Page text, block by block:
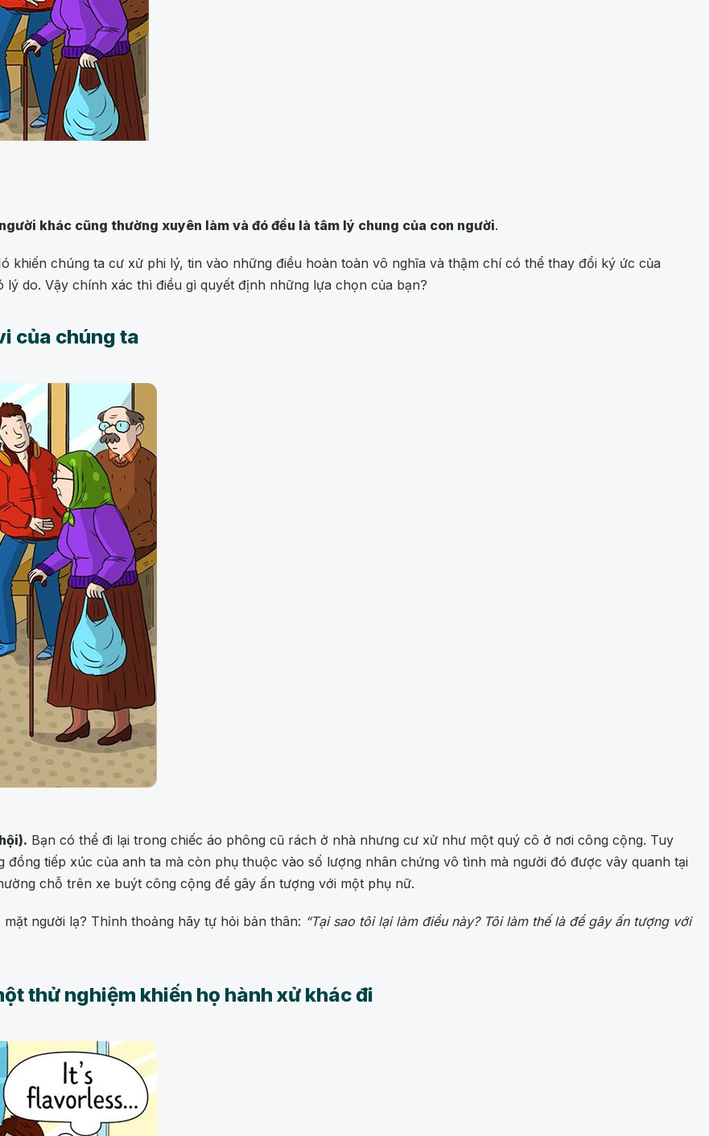
khác cũng thường xuyên làm và đó đều là tâm lý chung của con người.
khiến chúng ta cư xử phi lý, tin vào những điều hoàn toàn vô nghĩa và thậm chí có thể thay đổi ký ức của
do. Vậy chính xác thì điều gì quyết định những lựa chọn của bạn?
của chúng ta
Bạn có thể đi lại trong chiếc áo phông cũ rách ở nhà nhưng cư xử như một quý cô ở nơi công cộng. Tuy
tiếp xúc của anh ta mà còn phụ thuộc vào số lượng nhân chứng vô tình mà người đó được vây quanh tại
chỗ trên xe buýt công cộng để gây ấn tượng với một phụ nữ.
người lạ? Thỉnh thoảng hãy tự hỏi bản thân: “Tại sao tôi lại làm điều này? Tôi làm thế là để gây ấn tượng với
thử nghiệm khiến họ hành xử khác đi